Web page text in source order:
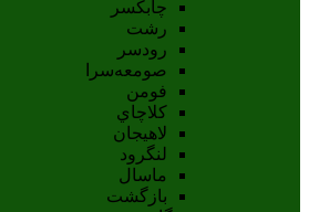
چابکسر
رشت
رودسر
صومعه‌سرا
فومن
کلاچاي
لاهيجان
لنگرود
ماسال
بازگشت